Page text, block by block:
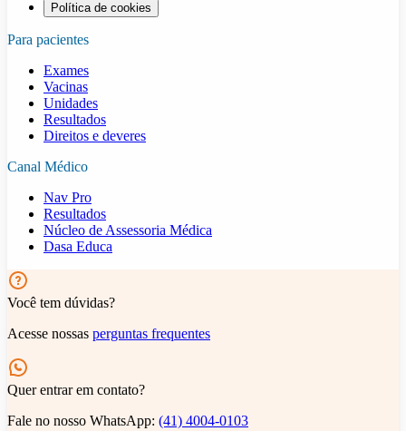
Política de cookies
Para pacientes
Exames
Vacinas
Unidades
Resultados
Direitos e deveres
Canal Médico
Nav Pro
Resultados
Núcleo de Assessoria Médica
Dasa Educa
Você tem dúvidas?
Acesse nossas perguntas frequentes
Quer entrar em contato?
Fale no nosso WhatsApp: (41) 4004-0103